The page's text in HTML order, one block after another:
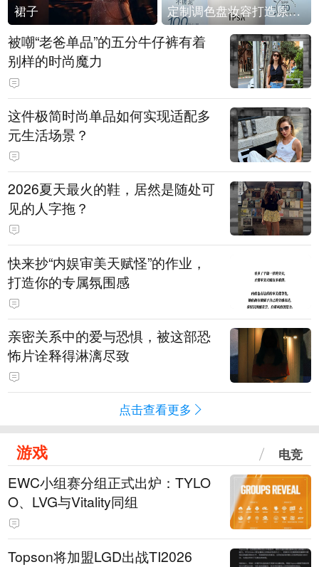
裙子 定制调色盘妆容打造原生之美
被嘲“老爸单品”的五分牛仔裤有着
别样的时尚魔力
这件极简时尚单品如何实现适配多
元生活场景？
2026夏天最火的鞋，居然是随处可
见的人字拖？
快来抄“内娱审美天赋怪”的作业，
打造你的专属氛围感
亲密关系中的爱与恐惧，被这部恐
怖片诠释得淋漓尽致
点击查看更多
游戏 电竞
EWC小组赛分组正式出炉：TYLO
O、LVG与Vitality同组
Topson将加盟LGD出战TI2026